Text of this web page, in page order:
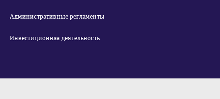
Административные регламенты
Инвестиционная деятельность